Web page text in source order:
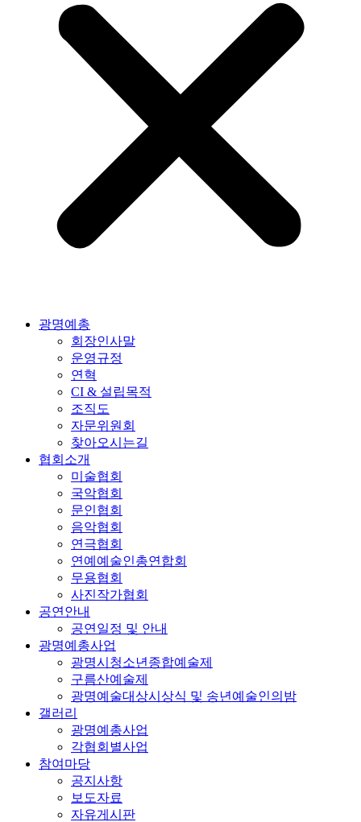
광명예총
회장인사말
운영규정
연혁
CI & 설립목적
조직도
자문위원회
찾아오시는길
협회소개
미술협회
국악협회
문인협회
음악협회
연극협회
연예예술인총연합회
무용협회
사진작가협회
공연안내
공연일정 및 안내
광명예총사업
광명시청소년종합예술제
구름산예술제
광명예술대상시상식 및 송년예술인의밤
갤러리
광명예총사업
각협회별사업
참여마당
공지사항
보도자료
자유게시판